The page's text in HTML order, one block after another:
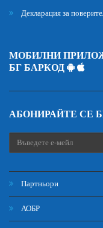
Декларация за
МОБИЛНИ
БГ БАРКОД
АБОНИРАЙТЕ СЕ
Партньори
АОБР